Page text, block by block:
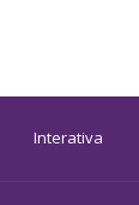
Interativa